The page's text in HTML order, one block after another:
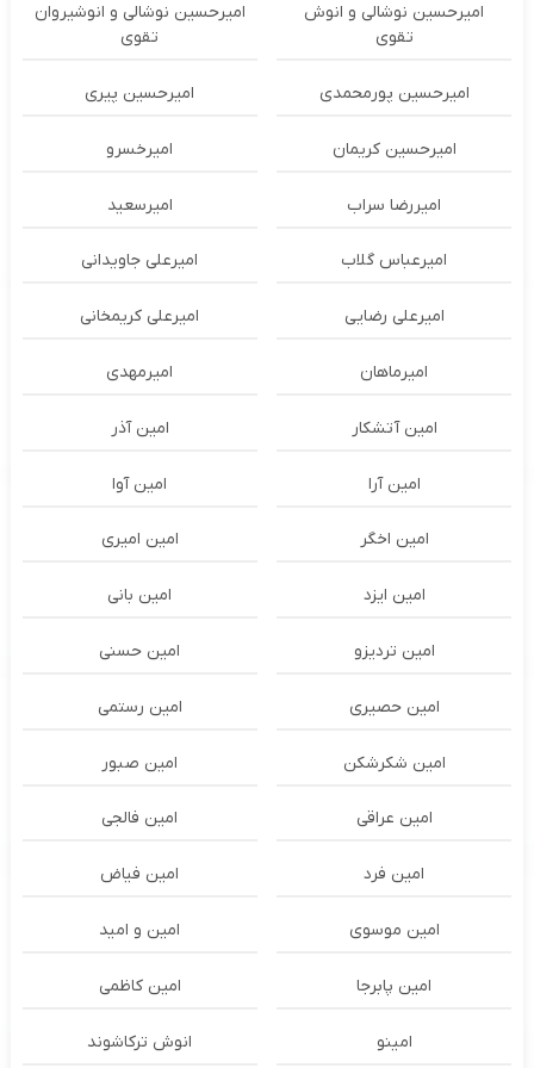
امیرحسین نوشالی و انوش
تقوی
امیرحسین نوشالی و انوشیروان
تقوی
امیرحسین پورمحمدی امیرحسین پیری
امیرحسین کریمان امیرخسرو
امیررضا سراب امیرسعید
امیرعباس گلاب امیرعلی جاویدانی
امیرعلی رضایی امیرعلی کریمخانی
امیرماهان امیرمهدی
امین آتشکار امین آذر
امین آرا امین آوا
امین اخگر امین امیری
امین ایزد امین بانی
امین تردیزو امین حسنی
امین حصیری امین رستمی
امین شکرشکن امین صبور
امین عراقی امین فالجی
امین فرد امین فیاض
امین موسوی امین و امید
امین پابرجا امین کاظمی
امینو انوش ترکاشوند